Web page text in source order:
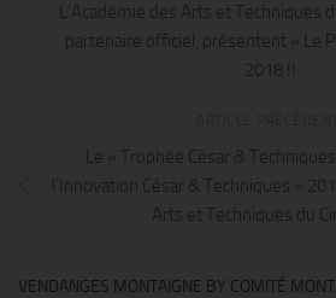
L’Académie des Arts et Techniques
partenaire officiel, présentent « Le
2018 !!
Le « Trophée César &
l’Innovation César & Techniques »
Arts et Techniques du
VENDANGES MONTAIGNE BY COMITÉ